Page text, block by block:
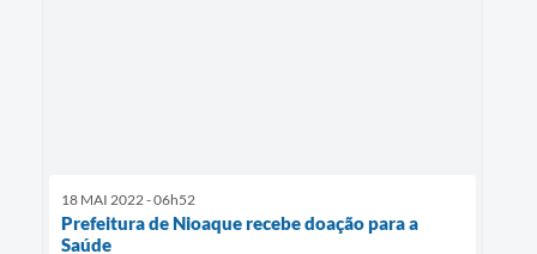
18 MAI 2022 - 06h52
Prefeitura de Nioaque recebe doação para a
Saúde